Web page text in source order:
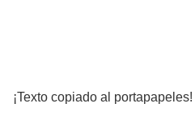
¡Texto copiado al portapapeles!